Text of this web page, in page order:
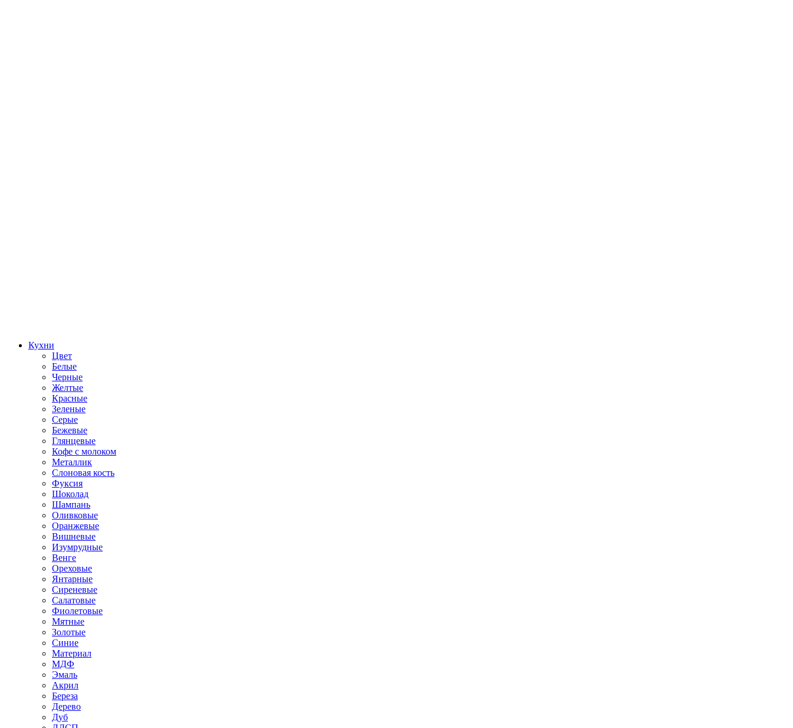
Кухни
Цвет
Белые
Черные
Желтые
Красные
Зеленые
Серые
Бежевые
Глянцевые
Кофе с молоком
Металлик
Слоновая кость
Фуксия
Шоколад
Шампань
Оливковые
Оранжевые
Вишневые
Изумрудные
Венге
Ореховые
Янтарные
Сиреневые
Салатовые
Фиолетовые
Мятные
Золотые
Синие
Материал
МДФ
Эмаль
Акрил
Береза
Дерево
Дуб